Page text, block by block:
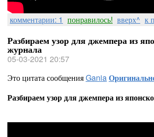
комментарии: 1 понравилось! вверх^ к
Разбираем узор для джемпера из
журнала
05-03-2021 20:57
Это цитата сообщенияGania
Разбираем узор для джемпера из